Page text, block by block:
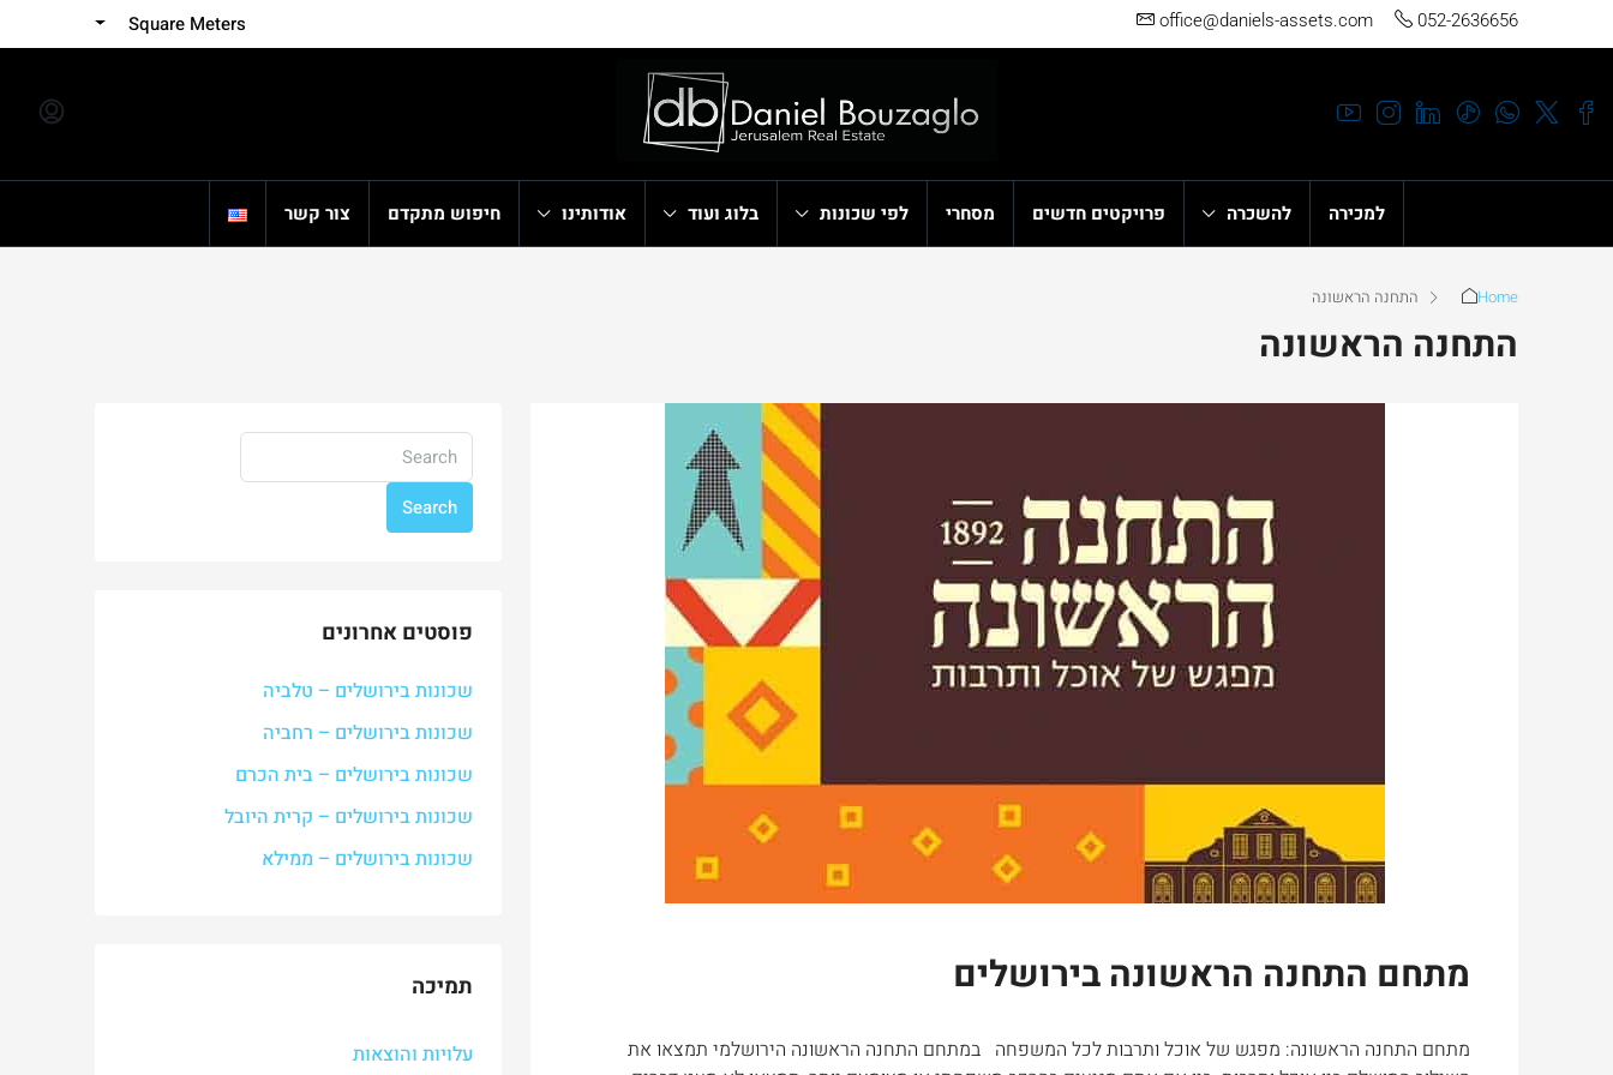
052-2636656
office@daniels-assets.com
Square Meters
למכירה להשכרה פרויקטים חדשים מסחרי לפי שכונות בלוג ועוד אודותינו חיפוש מתקדם צור קשר
Home התחנה הראשונה
התחנה הראשונה
מתחם התחנה הראשונה בירושלים
מתחם התחנה הראשונה: מפגש של אוכל ותרבות לכל המשפחה במתחם התחנה הראשונה הירושלמי תמצאו את
Search
פוסטים אחרונים
שכונות בירושלים – טלביה
שכונות בירושלים – רחביה
שכונות בירושלים – בית הכרם
שכונות בירושלים – קרית היובל
שכונות בירושלים – ממילא
תמיכה
עלויות והוצאות